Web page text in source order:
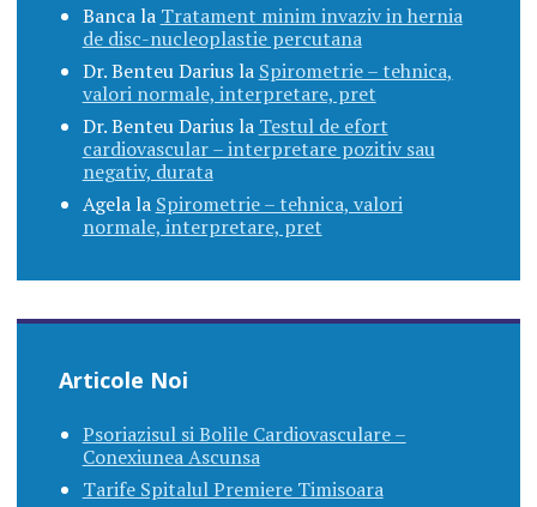
Bancala Tratament minim invaziv in hernia
de disc-nucleoplastie percutana
Dr. Benteu Dariusla Spirometrie – tehnica,
valori normale, interpretare, pret
Dr. Benteu Dariusla Testul de efort
cardiovascular – interpretare pozitiv sau
negativ, durata
Agelala Spirometrie – tehnica, valori
normale, interpretare, pret
Articole Noi
Psoriazisul si Bolile Cardiovasculare –
Conexiunea Ascunsa
Tarife Spitalul Premiere Timisoara